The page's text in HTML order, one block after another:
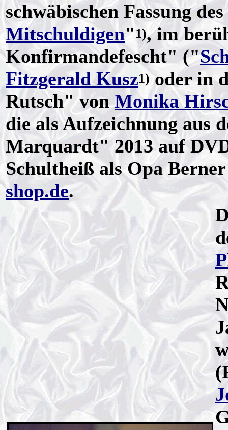
schwäbischen Fassung
Mitschuldigen" 1), im
Konfirmandefescht" ("
Fitzgerald Kusz1)oder in
Rutsch" vonMonika
die als Aufzeichnung aus
Marquardt" 2013 auf
Schultheiß als Opa
shop.de.